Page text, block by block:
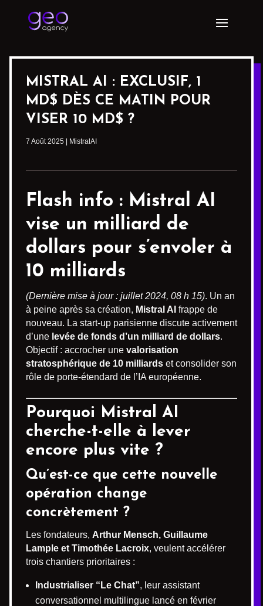
MISTRAL AI : EXCLUSIF, 1
MD$ DÈS CE MATIN POUR
VISER 10 MD$ ?
7 Août 2025 MistralAI
Flash info : Mistral AI
vise un milliard de
dollars pour s’envoler à
10 milliards
(Dernière mise à jour : juillet 2024, 08 h 15). Un an
à peine après sa création, Mistral AI frappe de
nouveau. La start-up parisienne discute activement
d’une levée de fonds d’un milliard de dollars.
Objectif : accrocher une valorisation
stratosphérique de 10 milliards et consolider son
rôle de porte-étendard de l’IA européenne.
Pourquoi Mistral AI
cherche-t-elle à lever
encore plus vite ?
Qu’est-ce que cette nouvelle
opération change
concrètement ?
Les fondateurs, Arthur Mensch, Guillaume
Lample et Timothée Lacroix, veulent accélérer
trois chantiers prioritaires :
Industrialiser “Le Chat”, leur assistant
conversationnel multilingue lancé en février